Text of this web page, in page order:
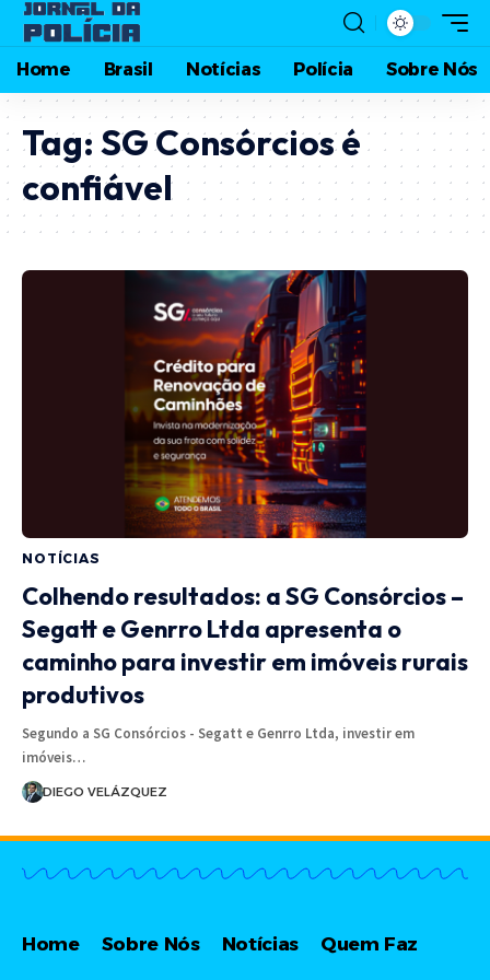
Home Brasil Notícias Polícia Sobre Nós
Tag: SG Consórcios é
confiável
NOTÍCIAS
Colhendo resultados: a SG Consórcios –
Segatt e Genrro Ltda apresenta o
caminho para investir em imóveis rurais
produtivos
Segundo a SG Consórcios - Segatt e Genrro Ltda, investir em
imóveis…
DIEGO VELÁZQUEZ
Home Sobre Nós Notícias Quem Faz